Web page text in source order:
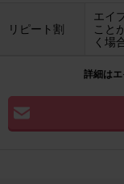
リピート割
エイ
こと
く場
詳細はエ